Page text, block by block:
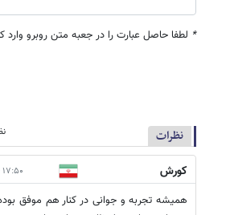
* لطفا حاصل عبارت را در جعبه متن روبرو وارد
نظرات
کورش ۱۷:۵۰ - ۱۴۰۱/۰۴/۱۲
همیشه تجربه و جوانی در کنار هم موفق